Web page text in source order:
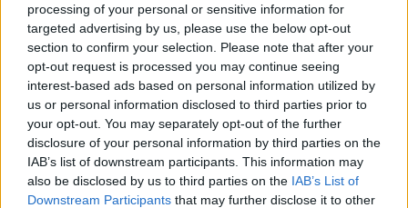
processing of your personal or sensitive information for
targeted advertising by us, please use the below opt-out
section to confirm your selection. Please note that after your
opt-out request is processed you may continue seeing
interest-based ads based on personal information utilized by
us or personal information disclosed to third parties prior to
your opt-out. You may separately opt-out of the further
disclosure of your personal information by third parties on the
IAB’s list of downstream participants. This information may
also be disclosed by us to third parties on the IAB’s List of
Downstream Participants that may further disclose it to other
Ελλάδα|28.10.2020 19:57
Ο 15χρονος Ελληνας influencer που
χτίζει καριέρα μοντέλων και ράπερ στις
ΗΠΑ
Ο Μάκης Σαββίδης μας εξηγεί πώς γίνεται
να είσαι 15 ετών και να είσαι το... Νο. 8 των
πιο επιτυχημένων επιχειρηματιών του
digital marketing παγκοσμίως για το 2020!